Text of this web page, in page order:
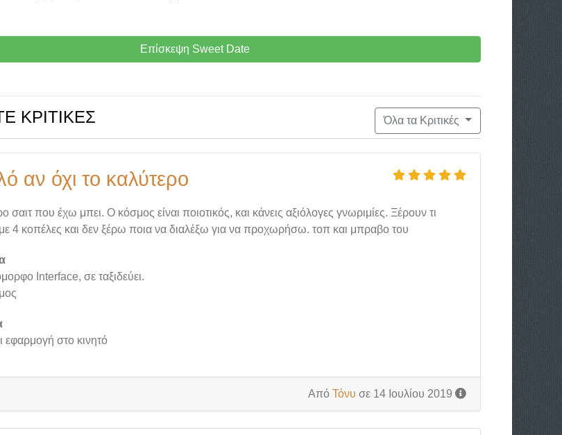
Επίσκεψη Sweet Date
Όλα τα Κριτικές
ΚΡΙΤΙΚΈΣ
αν όχι το καλύτερο
σαιτ που έχω μπει. Ο κόσμος είναι ποιοτικός, και κάνεις αξιόλογες γνωριμίες. Ξέρουν τι
4 κοπέλες και δεν ξέρω ποια να διαλέξω για να προχωρήσω. τοπ και μπραβο του
Interface, σε ταξιδεύει.
εφαρμογή στο κινητό
Από Τόνυ σε 14 Ιουλίου 2019